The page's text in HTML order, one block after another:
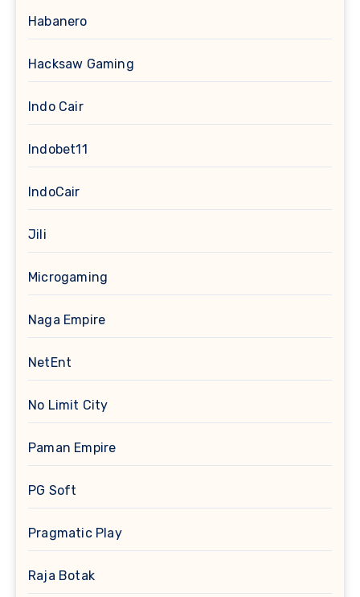
Habanero
Hacksaw Gaming
Indo Cair
Indobet11
IndoCair
Jili
Microgaming
Naga Empire
NetEnt
No Limit City
Paman Empire
PG Soft
Pragmatic Play
Raja Botak